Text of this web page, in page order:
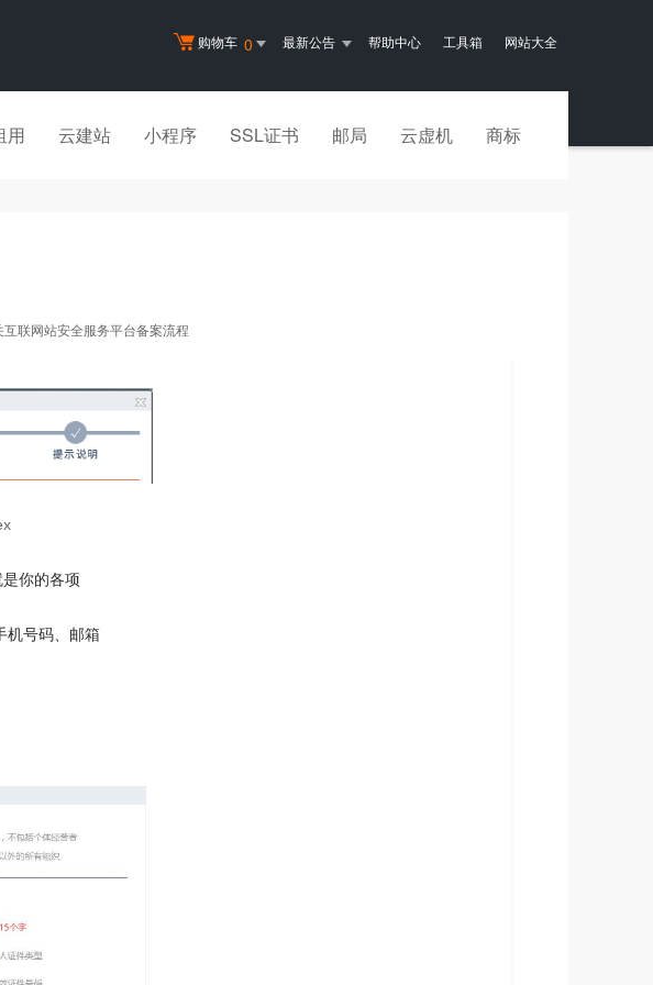
购物车 0 最新公告 帮助中心 工具箱 网站大全
用 云建站 小程序 SSL证书 邮局 云虚机 商标
联网站安全服务平台备案流程
你的各项
机号码、邮箱